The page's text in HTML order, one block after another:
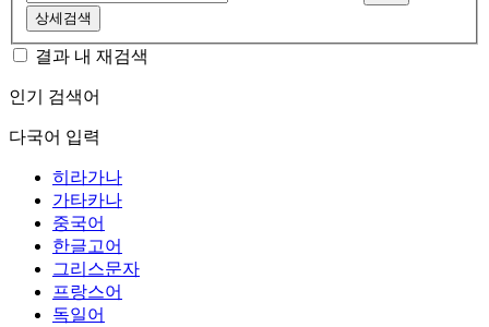
상세검색
결과 내 재검색
인기 검색어
다국어 입력
히라가나
가타카나
중국어
한글고어
그리스문자
프랑스어
독일어